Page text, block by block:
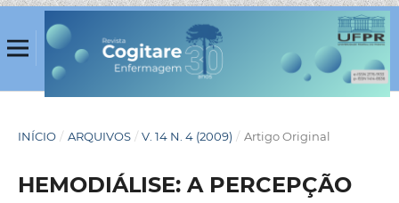
INÍCIO / ARQUIVOS / V. 14 N. 4 (2009) / Artigo Original
HEMODIÁLISE: A PERCEPÇÃO